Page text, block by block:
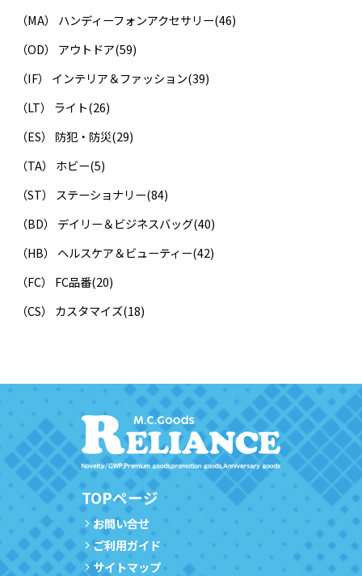
（MA） ハンディーフォンアクセサリー(46)
（OD） アウトドア(59)
（IF） インテリア＆ファッション(39)
（LT） ライト(26)
（ES） 防犯・防災(29)
（TA） ホビー(5)
（ST） ステーショナリー(84)
（BD） デイリー＆ビジネスバッグ(40)
（HB） ヘルスケア＆ビューティー(42)
（FC） FC品番(20)
（CS） カスタマイズ(18)
TOPページ
お問い合せ
ご利用ガイド
サイトマップ